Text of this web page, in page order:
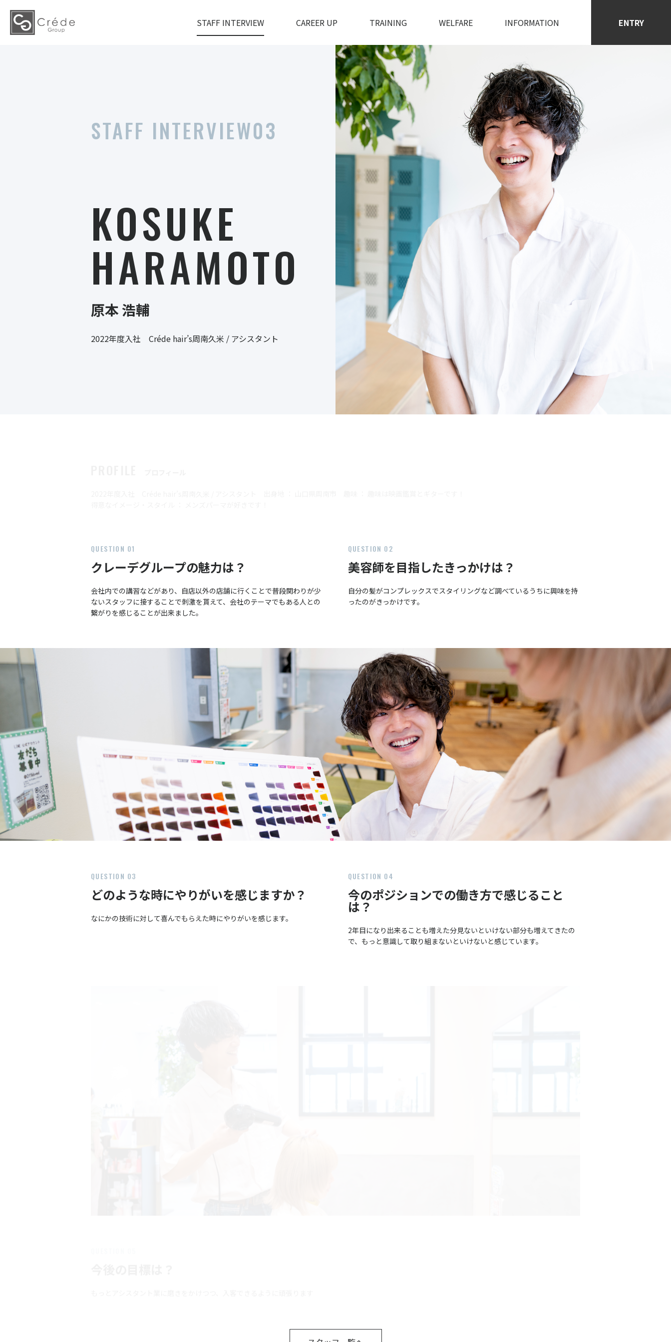
STAFF INTERVIEW CAREER UP TRAINING WELFARE INFORMATION ENTRY
STAFF INTERVIEW03
KOSUKE
HARAMOTO
原本 浩輔
2022年度入社 Créde hair’s周南久米 / アシスタント
QUESTION 01
クレーデグループの魅力は？
会社内での講習などがあり、自店以外の店舗に行くことで普段関わりが少
ないスタッフに接することで刺激を貰えて、会社のテーマでもある人との
繋がりを感じることが出来ました。
QUESTION 02
美容師を目指したきっかけは？
自分の髪がコンプレックスでスタイリングなど調べているうちに興味を持
ったのがきっかけです。
QUESTION 03
どのような時にやりがいを感じますか？
なにかの技術に対して喜んでもらえた時にやりがいを感じます。
QUESTION 04
今のポジションでの働き方で感じること
は？
2年目になり出来ることも増えた分見ないといけない部分も増えてきたの
で、もっと意識して取り組まないといけないと感じています。